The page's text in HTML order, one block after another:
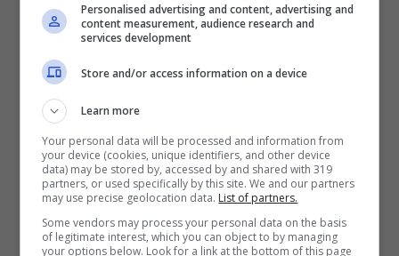
Futuro Verstappen, Russell
non ha dubbi: “Possibile
anno sabbatico nel 2026”
La sua speranza (come dichiarato in più di
un’occasione) è quello di accoglierlo, quanto
prima, a braccia aperte nel grande team
Personalised advertising and content, advertising and
content measurement, audience research and
services development
Store and/or access information on a device
Learn more
Your personal data will be processed and information from
your device (cookies, unique identifiers, and other device
data) may be stored by, accessed by and shared with 319
partners, or used specifically by this site. We and our partners
may use precise geolocation data. List of partners.
Some vendors may process your personal data on the basis
of legitimate interest, which you can object to by managing
your options below. Look for a link at the bottom of this page